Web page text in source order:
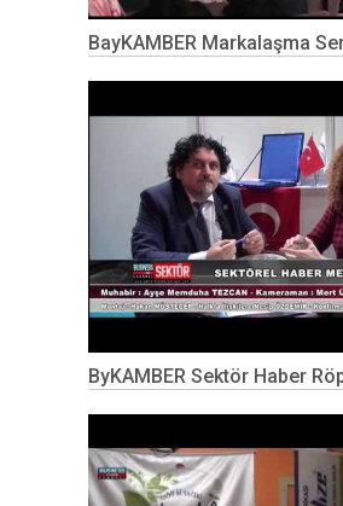
BayKAMBER Markalaşma
ByKAMBER Sektör Haber